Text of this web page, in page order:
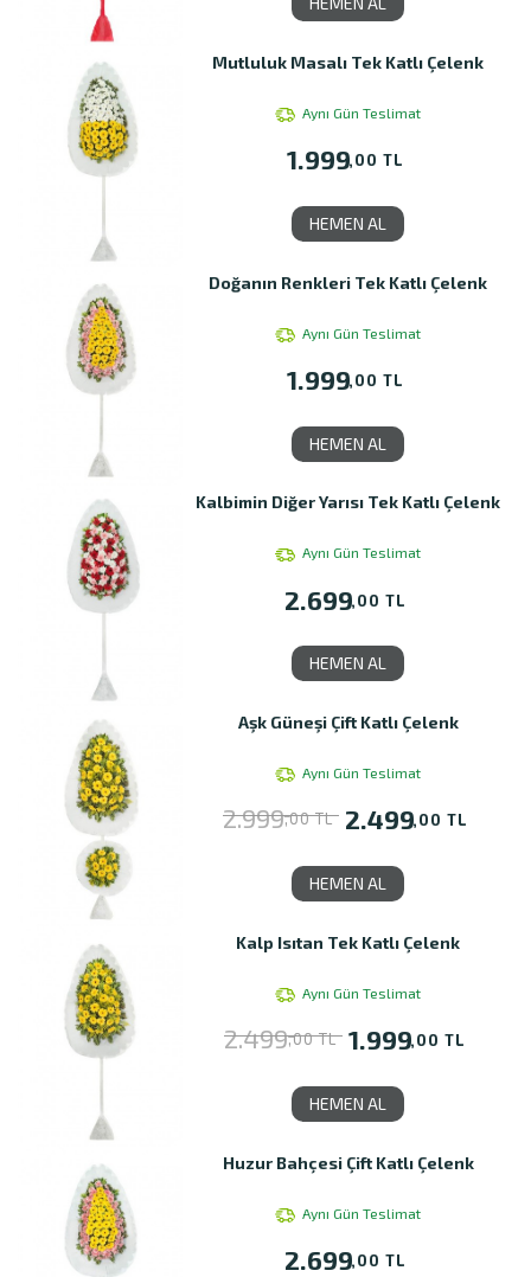
Mutluluk Masalı Tek Katlı Çelenk
Aynı Gün Teslimat
1.999,00 TL
HEMEN AL
Doğanın Renkleri Tek Katlı Çelenk
Aynı Gün Teslimat
1.999,00 TL
HEMEN AL
Kalbimin Diğer Yarısı Tek Katlı Çelenk
Aynı Gün Teslimat
2.699,00 TL
HEMEN AL
Aşk Güneşi Çift Katlı Çelenk
Aynı Gün Teslimat
2.999,00 TL 2.499,00 TL
HEMEN AL
Kalp Isıtan Tek Katlı Çelenk
Aynı Gün Teslimat
2.499,00 TL 1.999,00 TL
HEMEN AL
Huzur Bahçesi Çift Katlı Çelenk
Aynı Gün Teslimat
2.699,00 TL